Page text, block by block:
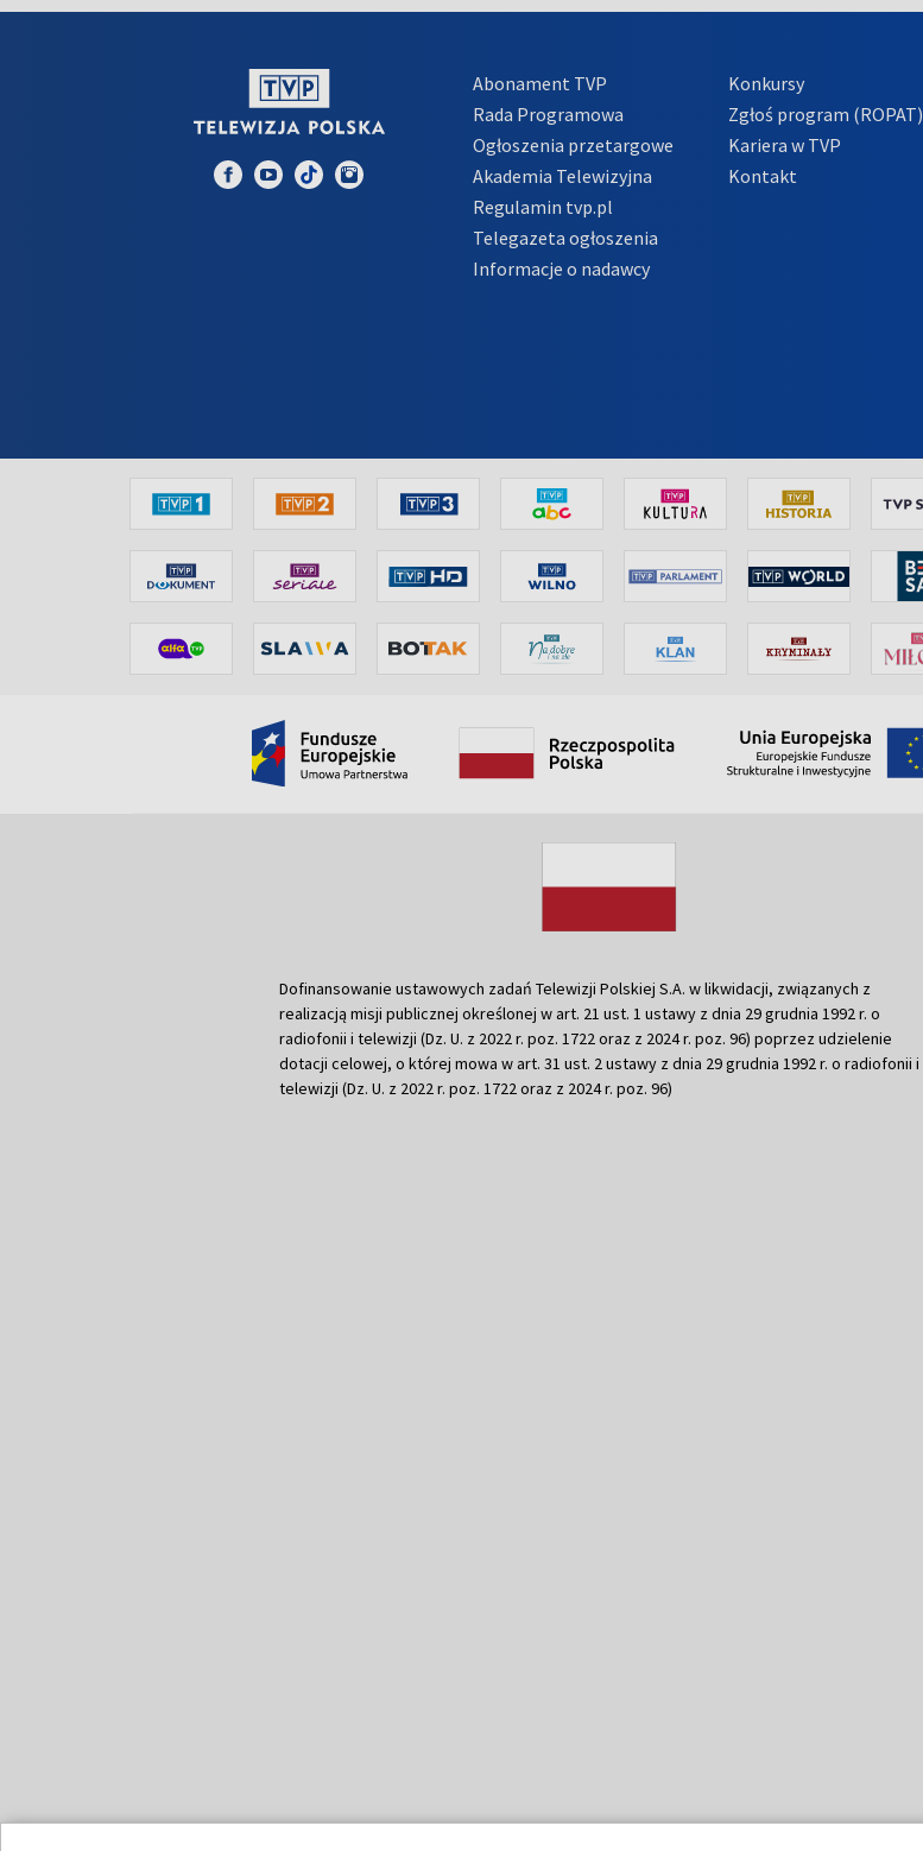
Abonament TVP
Rada Programowa
Ogłoszenia przetargowe
Akademia Telewizyjna
Regulamin tvp.pl
Telegazeta ogłoszenia
Informacje o nadawcy
Konkursy
Zgłoś program (ROPAT)
Kariera w TVP
Kontakt
Dofinansowanie ustawowych zadań Telewizji Polskiej S.A. w likwidacji, związanych z
realizacją misji publicznej określonej w art. 21 ust. 1 ustawy z dnia 29 grudnia 1992 r. o
radiofonii i telewizji (Dz. U. z 2022 r. poz. 1722 oraz z 2024 r. poz. 96) poprzez udzielenie
dotacji celowej, o której mowa w art. 31 ust. 2 ustawy z dnia 29 grudnia 1992 r. o radiofonii i
telewizji (Dz. U. z 2022 r. poz. 1722 oraz z 2024 r. poz. 96)